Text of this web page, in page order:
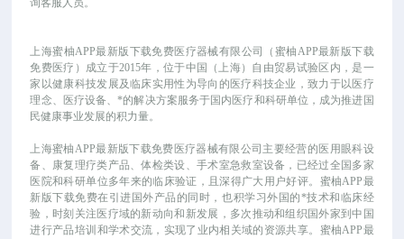
询客服人员。
上海蜜柚APP最新版下载免费医疗器械有限公司（蜜柚APP最新版下载
免费医疗）成立于2015年，位于中国（上海）自由贸易试验区内，是一
家以健康科技发展及临床实用性为导向的医疗科技企业，致力于以医疗
理念、医疗设备、*的解决方案服务于国内医疗和科研单位，成为推进国
民健康事业发展的积力量。
上海蜜柚APP最新版下载免费医疗器械有限公司主要经营的医用眼科设
备、康复理疗类产品、体检类设、手术室急救室设备，已经过全国多家
医院和科研单位多年来的临床验证，且深得广大用户好评。蜜柚APP最
新版下载免费在引进国外产品的同时，也积学习外国的*技术和临床经
验，时刻关注医疗域的新动向和新发展，多次推动和组织国外家到中国
进行产品培训和学术交流，实现了业内相关域的资源共享。蜜柚APP最